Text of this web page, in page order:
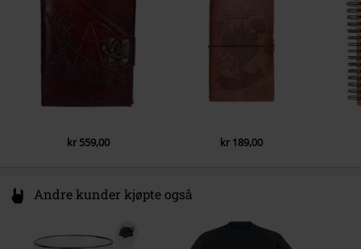
kr 559,00 kr 189,00
Andre kunder kjøpte også